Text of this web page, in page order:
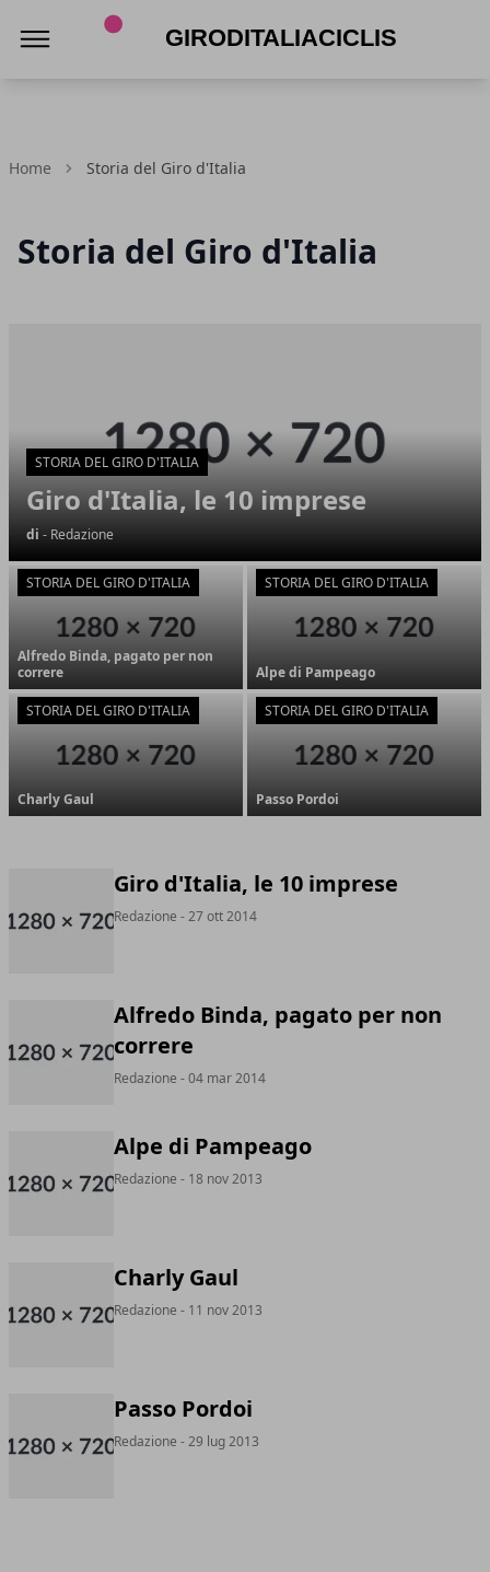
Home Storia del Giro d'Italia
Storia del Giro d'Italia
STORIA DEL GIRO D'ITALIA
Giro d'Italia, le 10 imprese
di - Redazione
STORIA DEL GIRO D'ITALIA
Alfredo Binda, pagato per non
correre
STORIA DEL GIRO D'ITALIA
Alpe di Pampeago
STORIA DEL GIRO D'ITALIA
Charly Gaul
STORIA DEL GIRO D'ITALIA
Passo Pordoi
Giro d'Italia, le 10 imprese
Redazione - 27 ott 2014
Alfredo Binda, pagato per non
correre
Redazione - 04 mar 2014
Alpe di Pampeago
Redazione - 18 nov 2013
Charly Gaul
Redazione - 11 nov 2013
Passo Pordoi
Redazione - 29 lug 2013